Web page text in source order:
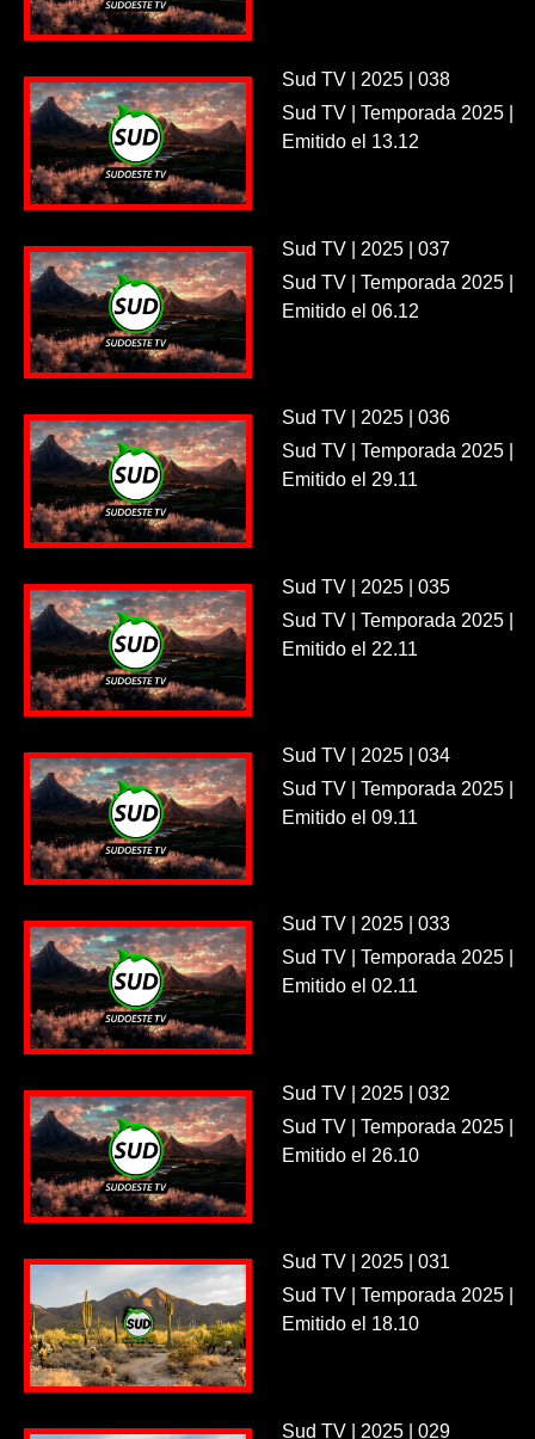
Sud TV | 2025 | 038
Sud TV | Temporada 2025 |
Emitido el 13.12
Sud TV | 2025 | 037
Sud TV | Temporada 2025 |
Emitido el 06.12
Sud TV | 2025 | 036
Sud TV | Temporada 2025 |
Emitido el 29.11
Sud TV | 2025 | 035
Sud TV | Temporada 2025 |
Emitido el 22.11
Sud TV | 2025 | 034
Sud TV | Temporada 2025 |
Emitido el 09.11
Sud TV | 2025 | 033
Sud TV | Temporada 2025 |
Emitido el 02.11
Sud TV | 2025 | 032
Sud TV | Temporada 2025 |
Emitido el 26.10
Sud TV | 2025 | 031
Sud TV | Temporada 2025 |
Emitido el 18.10
Sud TV | 2025 | 029